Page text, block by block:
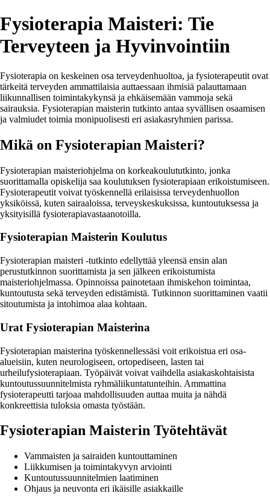
Fysioterapia Maisteri: Tie
Terveyteen ja Hyvinvointiin
Fysioterapia on keskeinen osa terveydenhuoltoa, ja fysioterapeutit ovat
tärkeitä terveyden ammattilaisia auttaessaan ihmisiä palauttamaan
liikunnallisen toimintakykynsä ja ehkäisemään vammoja sekä
sairauksia. Fysioterapian maisterin tutkinto antaa syvällisen osaamisen
ja valmiudet toimia monipuolisesti eri asiakasryhmien parissa.
Mikä on Fysioterapian Maisteri?
Fysioterapian maisteriohjelma on korkeakoulututkinto, jonka
suorittamalla opiskelija saa koulutuksen fysioterapiaan erikoistumiseen.
Fysioterapeutit voivat työskennellä erilaisissa terveydenhuollon
yksiköissä, kuten sairaaloissa, terveyskeskuksissa, kuntoutuksessa ja
yksityisillä fysioterapiavastaanotoilla.
Fysioterapian Maisterin Koulutus
Fysioterapian maisteri -tutkinto edellyttää yleensä ensin alan
perustutkinnon suorittamista ja sen jälkeen erikoistumista
maisteriohjelmassa. Opinnoissa painotetaan ihmiskehon toimintaa,
kuntoutusta sekä terveyden edistämistä. Tutkinnon suorittaminen vaatii
sitoutumista ja intohimoa alaa kohtaan.
Urat Fysioterapian Maisterina
Fysioterapian maisterina työskennellessäsi voit erikoistua eri osa-
alueisiin, kuten neurologiseen, ortopediseen, lasten tai
urheilufysioterapiaan. Työpäivät voivat vaihdella asiakaskohtaisista
kuntoutussuunnitelmista ryhmäliikuntatunteihin. Ammattina
fysioterapeutti tarjoaa mahdollisuuden auttaa muita ja nähdä
konkreettisia tuloksia omasta työstään.
Fysioterapian Maisterin Työtehtävät
Vammaisten ja sairaiden kuntouttaminen
Liikkumisen ja toimintakyvyn arviointi
Kuntoutussuunnitelmien laatiminen
Ohjaus ja neuvonta eri ikäisille asiakkaille